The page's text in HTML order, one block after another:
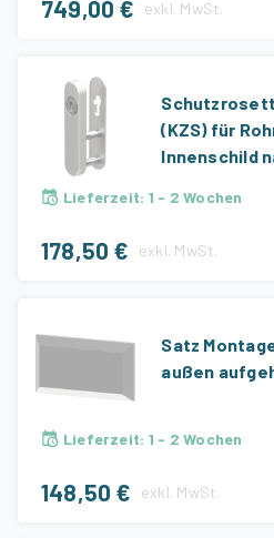
749,00 € exkl. MwSt.
(KZS) für
Innenschild
Lieferzeit: 1 - 2 Wochen
178,50 € exkl. MwSt.
Satz
außen
Lieferzeit: 1 - 2 Wochen
148,50 € exkl. MwSt.